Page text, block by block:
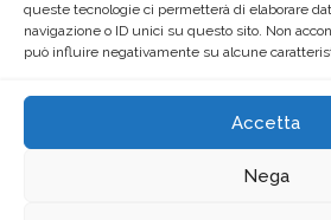
queste tecnologie ci permetterà di elaborare
navigazione o ID unici su questo sito. Non
può influire negativamente su alcune
Accetta
Nega
Copyright © 2016 - 2025 ·